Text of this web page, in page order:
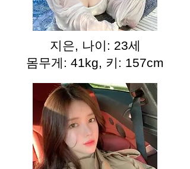
지은, 나이: 23세
몸무게: 41kg, 키: 157cm